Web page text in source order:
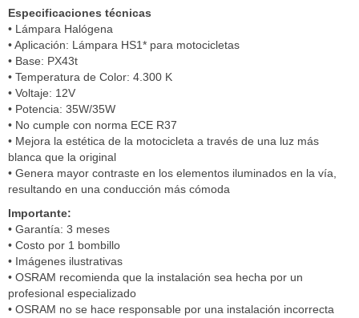
Especificaciones técnicas
• Lámpara Halógena
• Aplicación: Lámpara HS1* para motocicletas
• Base: PX43t
• Temperatura de Color: 4.300 K
• Voltaje: 12V
• Potencia: 35W/35W
• No cumple con norma ECE R37
• Mejora la estética de la motocicleta a través de una luz más
blanca que la original
• Genera mayor contraste en los elementos iluminados en la vía,
resultando en una conducción más cómoda
Importante:
• Garantía: 3 meses
• Costo por 1 bombillo
• Imágenes ilustrativas
• OSRAM recomienda que la instalación sea hecha por un
profesional especializado
• OSRAM no se hace responsable por una instalación incorrecta